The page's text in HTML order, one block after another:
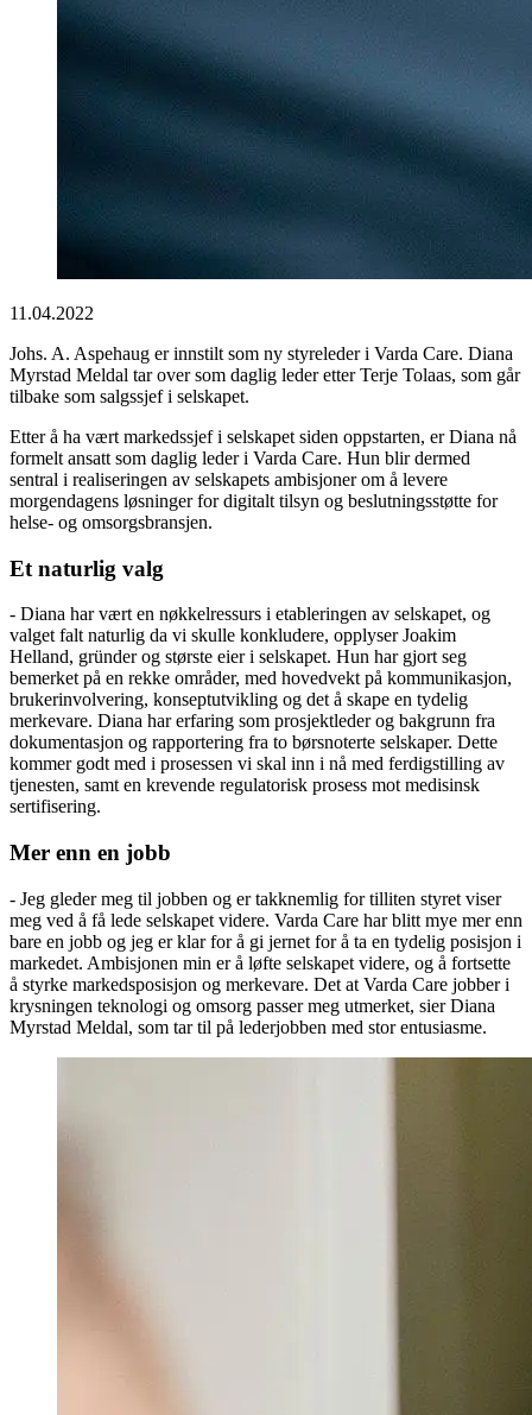
11.04.2022
Johs. A. Aspehaug er innstilt som ny styreleder i Varda Care. Diana
Myrstad Meldal tar over som daglig leder etter Terje Tolaas, som går
tilbake som salgssjef i selskapet.
Etter å ha vært markedssjef i selskapet siden oppstarten, er Diana nå
formelt ansatt som daglig leder i Varda Care. Hun blir dermed
sentral i realiseringen av selskapets ambisjoner om å levere
morgendagens løsninger for digitalt tilsyn og beslutningsstøtte for
helse- og omsorgsbransjen.
Et naturlig valg
- Diana har vært en nøkkelressurs i etableringen av selskapet, og
valget falt naturlig da vi skulle konkludere, opplyser Joakim
Helland, gründer og største eier i selskapet. Hun har gjort seg
bemerket på en rekke områder, med hovedvekt på kommunikasjon,
brukerinvolvering, konseptutvikling og det å skape en tydelig
merkevare. Diana har erfaring som prosjektleder og bakgrunn fra
dokumentasjon og rapportering fra to børsnoterte selskaper. Dette
kommer godt med i prosessen vi skal inn i nå med ferdigstilling av
tjenesten, samt en krevende regulatorisk prosess mot medisinsk
sertifisering.
Mer enn en jobb
- Jeg gleder meg til jobben og er takknemlig for tilliten styret viser
meg ved å få lede selskapet videre. Varda Care har blitt mye mer enn
bare en jobb og jeg er klar for å gi jernet for å ta en tydelig posisjon i
markedet. Ambisjonen min er å løfte selskapet videre, og å fortsette
å styrke markedsposisjon og merkevare. Det at Varda Care jobber i
krysningen teknologi og omsorg passer meg utmerket, sier Diana
Myrstad Meldal, som tar til på lederjobben med stor entusiasme.